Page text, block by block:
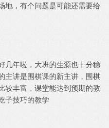
地，有个问题是可能还需要给
几年啦，大班的生源也十分稳
主讲是围棋课的新主讲，围棋
较丰富，课堂能达到预期的教
子技巧的教学